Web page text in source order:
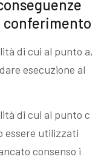
conferimento
di cui al punto a,
esecuzione al
di cui al punto c
essere utilizzati
consenso i